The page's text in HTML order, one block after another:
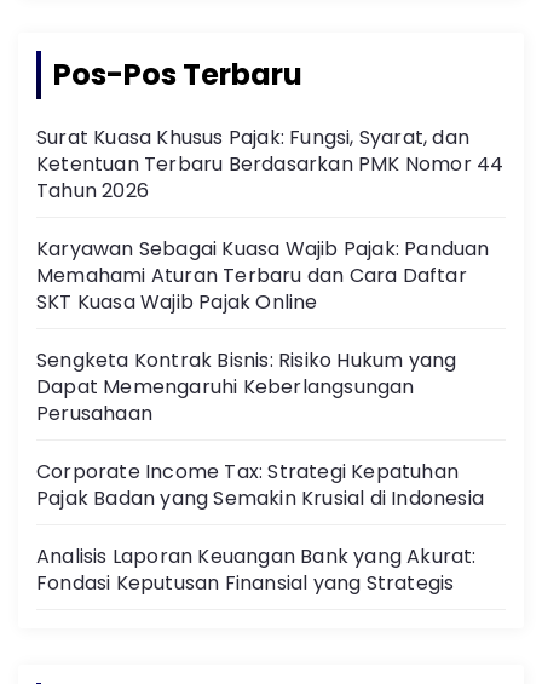
Pos-Pos Terbaru
Surat Kuasa Khusus Pajak: Fungsi, Syarat, dan
Ketentuan Terbaru Berdasarkan PMK Nomor 44
Tahun 2026
Karyawan Sebagai Kuasa Wajib Pajak: Panduan
Memahami Aturan Terbaru dan Cara Daftar
SKT Kuasa Wajib Pajak Online
Sengketa Kontrak Bisnis: Risiko Hukum yang
Dapat Memengaruhi Keberlangsungan
Perusahaan
Corporate Income Tax: Strategi Kepatuhan
Pajak Badan yang Semakin Krusial di Indonesia
Analisis Laporan Keuangan Bank yang Akurat:
Fondasi Keputusan Finansial yang Strategis